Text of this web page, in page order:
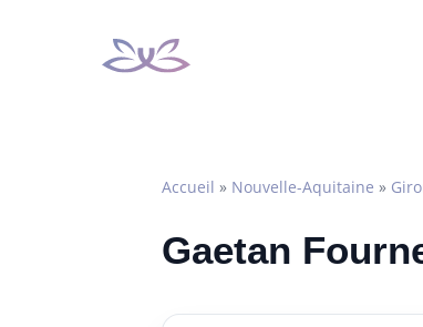
Accueil » Nouvelle-Aquitaine »
Gaetan